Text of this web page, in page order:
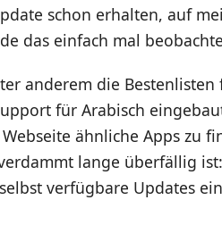
schon erhalten, auf
das einfach mal
anderem die Bestenlisten
für Arabisch
ähnliche Apps zu
lange überfällig
verfügbare Updates